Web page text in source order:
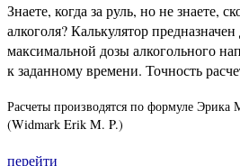
Знаете, когда за руль, но не знаете,
алкоголя? Калькулятор предназначен
максимальной дозы алкогольного
к заданному времени. Точность
Расчеты производятся по формуле Эрика
(Widmark Erik M. P.)
перейти